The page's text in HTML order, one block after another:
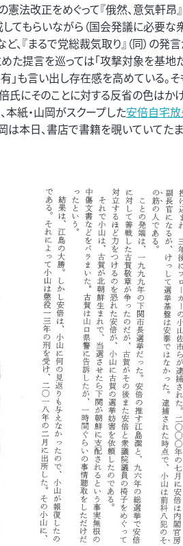
法改正をめぐって『俄然、意気軒昂』
てもらいながら（国会発議に必要な
、『まるで党総裁気取り』（同）の発
た提言を巡っては「攻撃対象を基地
」も言い出し存在感を高めている。
にそのことに対する反省の色はか
本紙・山岡がスクープした安倍自宅
は本日、書店で書籍を覗いていてた